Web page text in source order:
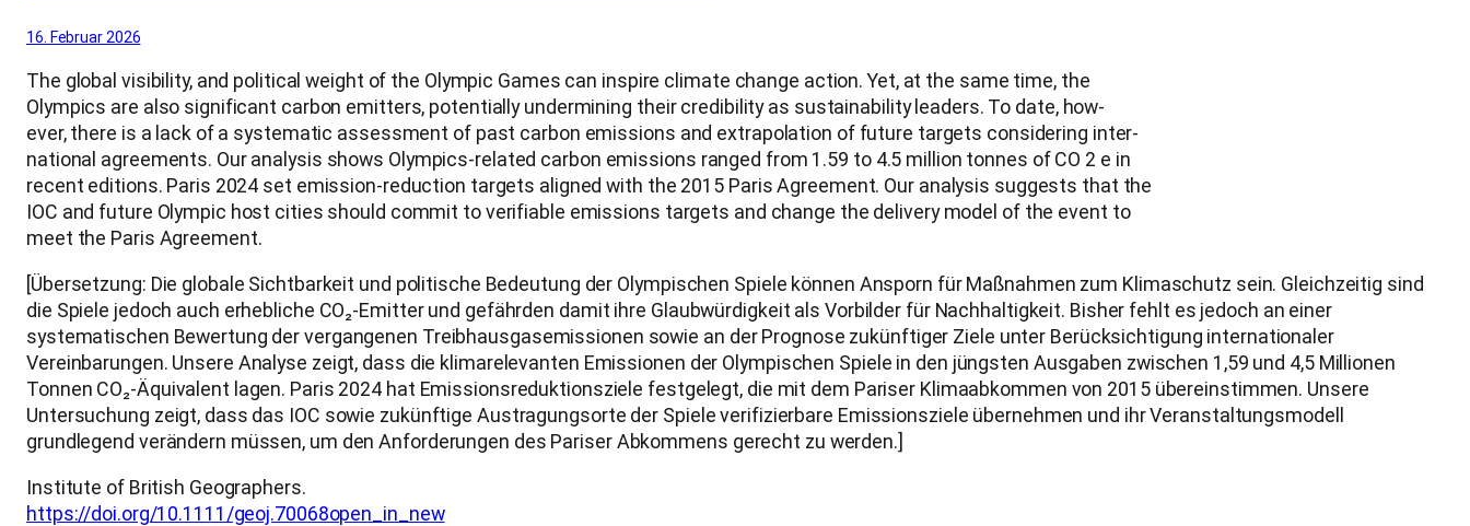
16. Februar 2026
The global visibility, and political weight of the Olympic Games can inspire climate change action. Yet, at the same time, the
Olympics are also significant carbon emitters, potentially undermining their credibility as sustainability leaders. To date, how-
ever, there is a lack of a systematic assessment of past carbon emissions and extrapolation of future targets considering inter-
national agreements. Our analysis shows Olympics-related carbon emissions ranged from 1.59 to 4.5 million tonnes of CO 2 e in
recent editions. Paris 2024 set emission-reduction targets aligned with the 2015 Paris Agreement. Our analysis suggests that the
IOC and future Olympic host cities should commit to verifiable emissions targets and change the delivery model of the event to
meet the Paris Agreement.
[Übersetzung: Die globale Sichtbarkeit und politische Bedeutung der Olympischen Spiele können Ansporn für Maßnahmen zum Klimaschutz sein. Gleichzeitig sind
die Spiele jedoch auch erhebliche CO₂-Emitter und gefährden damit ihre Glaubwürdigkeit als Vorbilder für Nachhaltigkeit. Bisher fehlt es jedoch an einer
systematischen Bewertung der vergangenen Treibhausgasemissionen sowie an der Prognose zukünftiger Ziele unter Berücksichtigung internationaler
Vereinbarungen. Unsere Analyse zeigt, dass die klimarelevanten Emissionen der Olympischen Spiele in den jüngsten Ausgaben zwischen 1,59 und 4,5 Millionen
Tonnen CO₂-Äquivalent lagen. Paris 2024 hat Emissionsreduktionsziele festgelegt, die mit dem Pariser Klimaabkommen von 2015 übereinstimmen. Unsere
Untersuchung zeigt, dass das IOC sowie zukünftige Austragungsorte der Spiele verifizierbare Emissionsziele übernehmen und ihr Veranstaltungsmodell
grundlegend verändern müssen, um den Anforderungen des Pariser Abkommens gerecht zu werden.]
Institute of British Geographers.
https://doi.org/10.1111/geoj.70068open_in_new